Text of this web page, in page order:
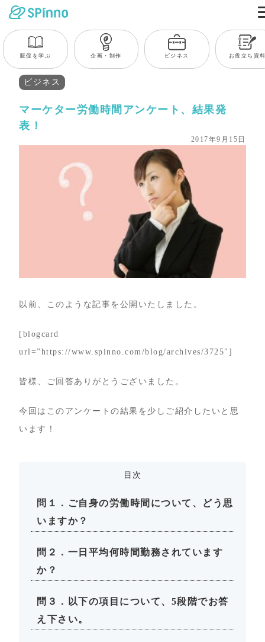
販促を学ぶ 企画・制作 ビジネス お役立ち資
ビジネス
マーケター労働時間アンケート、結果発
表！
2017年9月15日
以前、このような記事を公開いたしました。
[blogcard
url=”https://www.spinno.com/blog/archives/3725″]
皆様、ご回答ありがとうございました。
今回はこのアンケートの結果を少しご紹介したいと思
います！
目次
問１．ご自身の労働時間について、どう思
いますか？
問２．一日平均何時間勤務されています
か？
問３．以下の項目について、5段階でお答
え下さい。